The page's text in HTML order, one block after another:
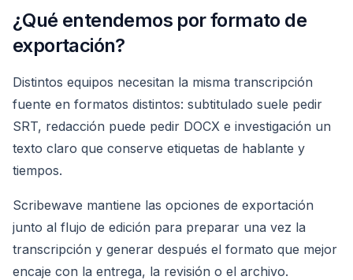
¿Qué entendemos por formato de
exportación?
Distintos equipos necesitan la misma transcripción
fuente en formatos distintos: subtitulado suele pedir
SRT, redacción puede pedir DOCX e investigación un
texto claro que conserve etiquetas de hablante y
tiempos.
Scribewave mantiene las opciones de exportación
junto al flujo de edición para preparar una vez la
transcripción y generar después el formato que mejor
encaje con la entrega, la revisión o el archivo.